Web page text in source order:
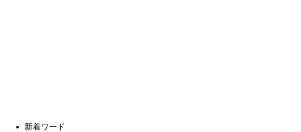
新着ワード